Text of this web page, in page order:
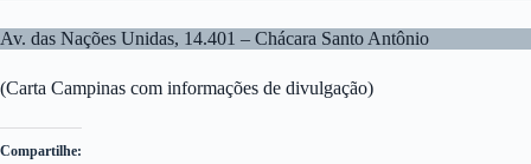
Av. das Nações Unidas, 14.401 – Chácara Santo Antônio
(Carta Campinas com informações de divulgação)
Compartilhe: